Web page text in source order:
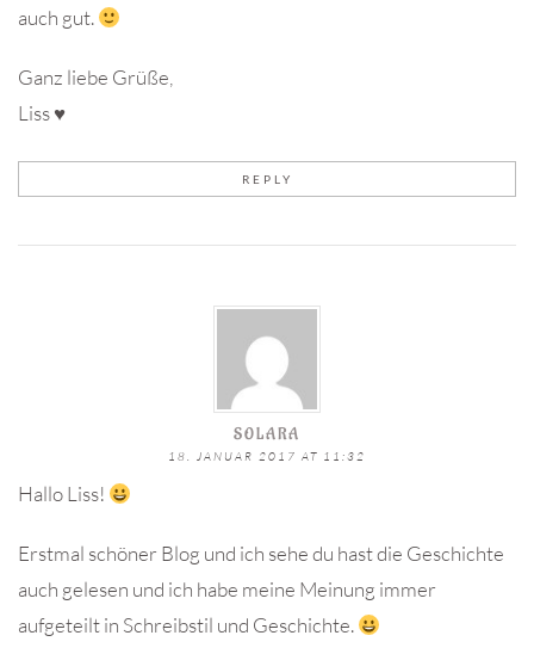
auch gut.
Ganz liebe Grüße,
Liss ♥
REPLY
SOLARA
18. JANUAR 2017 AT 11:32
Hallo Liss!
Erstmal schöner Blog und ich sehe du hast die Geschichte
auch gelesen und ich habe meine Meinung immer
aufgeteilt in Schreibstil und Geschichte.